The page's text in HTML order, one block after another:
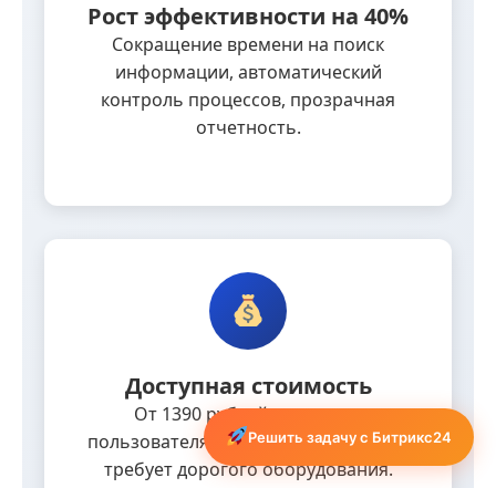
Рост эффективности на 40%
Сокращение времени на поиск
информации, автоматический
контроль процессов, прозрачная
отчетность.
Доступная стоимость
От 1390 рублей в месяц за
пользователя. Работает в облаке, не
требует дорогого оборудования.
Решить задачу с Битрикс24